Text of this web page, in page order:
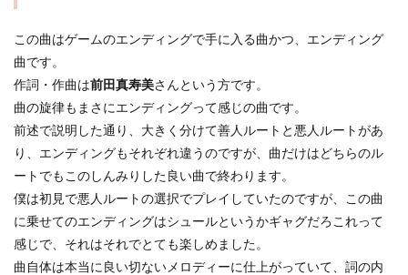
この曲はゲームのエンディングで手に入る曲かつ、エンディング
曲です。
作詞・作曲は前田真寿美さんという方です。
曲の旋律もまさにエンディングって感じの曲です。
前述で説明した通り、大きく分けて善人ルートと悪人ルートがあ
り、エンディングもそれぞれ違うのですが、曲だけはどちらのル
ートでもこのしんみりした良い曲で終わります。
僕は初見で悪人ルートの選択でプレイしていたのですが、この曲
に乗せてのエンディングはシュールというかギャグだろこれって
感じで、それはそれでとても楽しめました。
曲自体は本当に良い切ないメロディーに仕上がっていて、詞の内